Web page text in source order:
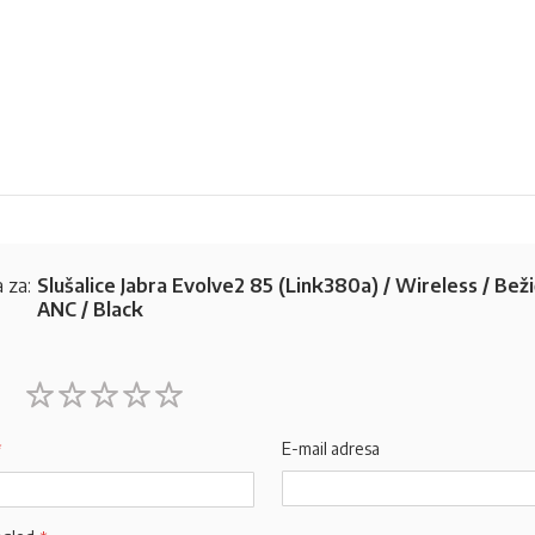
za: Slušalice Jabra Evolve2 85 (Link380a) / Wireless /
ANC / Black
E-mail adresa